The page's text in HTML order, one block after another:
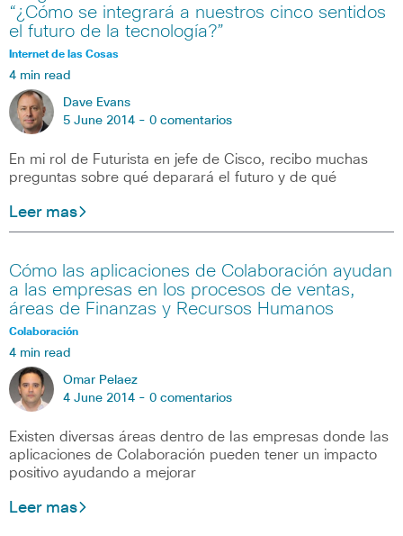
“¿Cómo se integrará a nuestros cinco sentidos
el futuro de la tecnología?”
Internet de las Cosas
4 min read
Dave Evans
5 June 2014 - 0 comentarios
En mi rol de Futurista en jefe de Cisco, recibo muchas
preguntas sobre qué deparará el futuro y de qué
Leer mas
Cómo las aplicaciones de Colaboración ayudan
a las empresas en los procesos de ventas,
áreas de Finanzas y Recursos Humanos
Colaboración
4 min read
Omar Pelaez
4 June 2014 - 0 comentarios
Existen diversas áreas dentro de las empresas donde las
aplicaciones de Colaboración pueden tener un impacto
positivo ayudando a mejorar
Leer mas